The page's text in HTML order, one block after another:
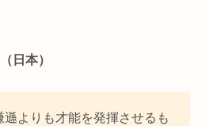
日本）
よりも才能を発揮させるも